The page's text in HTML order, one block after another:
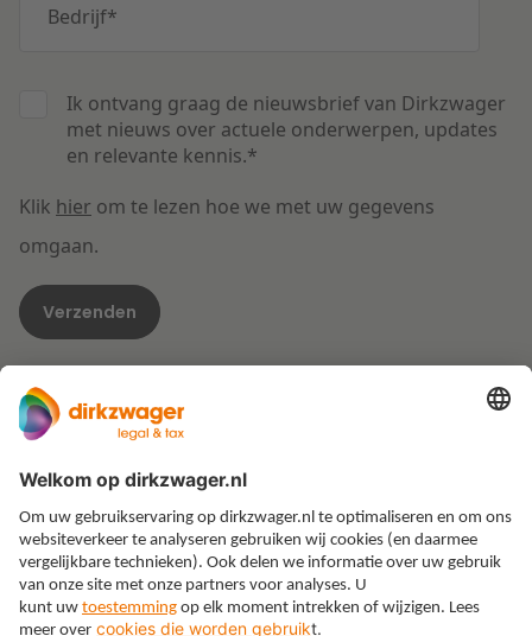
Bedrijf*
Ik ontvang graag de nieuwsbrief van Dirkzwager
met nieuws over actuele onderwerpen, updates
en relevante kennis.*
Klik hier om te lezen hoe we met uw gegevens
omgaan.
Expertises
Thema’s